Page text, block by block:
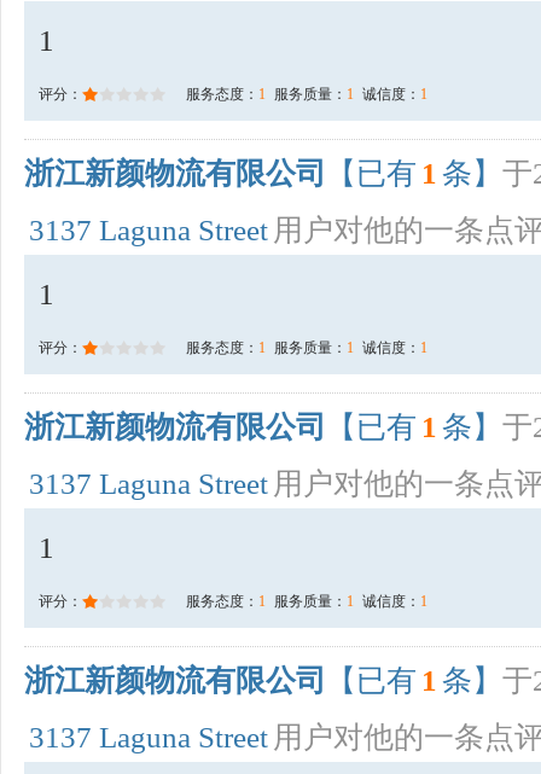
1
评分： 服务态度： 1 服务质量： 1 诚信度： 1
浙江新颜物流有限公司 【已有 1 条】 于
3137 Laguna Street 用户对他的一条点
1
评分： 服务态度： 1 服务质量： 1 诚信度： 1
浙江新颜物流有限公司 【已有 1 条】 于
3137 Laguna Street 用户对他的一条点
1
评分： 服务态度： 1 服务质量： 1 诚信度： 1
浙江新颜物流有限公司 【已有 1 条】 于
3137 Laguna Street 用户对他的一条点